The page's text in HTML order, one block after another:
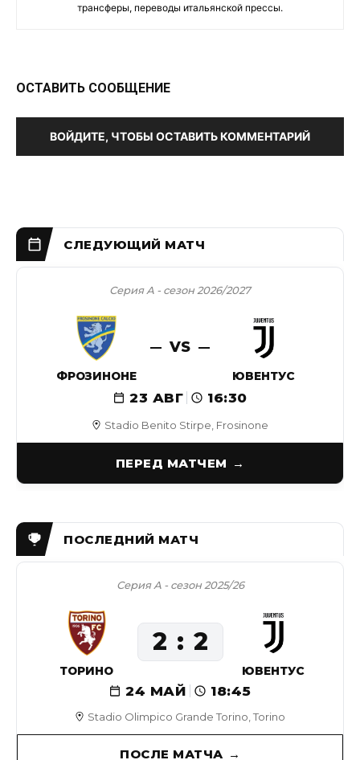
трансферы, переводы итальянской прессы.
ОСТАВИТЬ СООБЩЕНИЕ
ВОЙДИТЕ, ЧТОБЫ ОСТАВИТЬ КОММЕНТАРИЙ
Stadio Benito Stirpe, Frosinone
Серия А - сезон 2026/2027
ФРОЗИНОНЕ
VS
ЮВЕНТУС
23 АВГ 16:30
ПЕРЕД МАТЧЕМ
Stadio Olimpico Grande Torino, Torino
Серия А - сезон 2025/26
24 МАЙ 18:45
ТОРИНО
2 2
ЮВЕНТУС
ПОСЛЕ МАТЧА